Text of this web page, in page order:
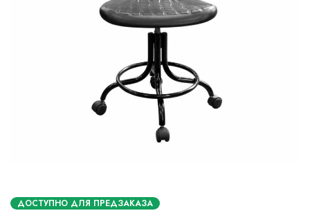
ДОСТУПНО ДЛЯ ПРЕДЗАКАЗА